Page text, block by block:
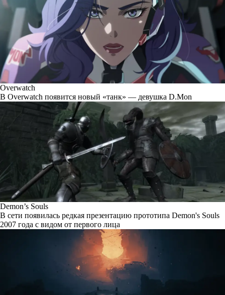
Overwatch
В Overwatch появится новый «танк» — девушка D.Mon
Demon’s Souls
В сети появилась редкая презентацию прототипа Demon's Souls
2007 года с видом от первого лица